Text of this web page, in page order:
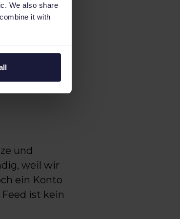
We also share
it with
to
und
weil wir
ein Konto
ist kein